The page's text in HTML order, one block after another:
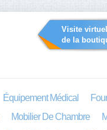
Visite
de la
Équipement Médical
Mobilier De Chambre